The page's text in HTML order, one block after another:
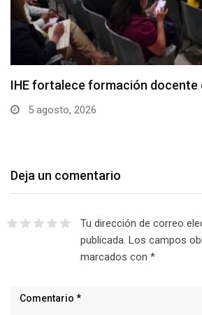
IHE fortalece formación docente
5 agosto, 2026
Deja un comentario
Tu dirección de correo
publicada. Los campos
marcados con *